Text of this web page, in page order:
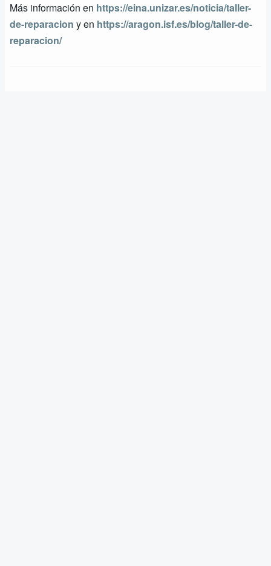
Más información en https://eina.unizar.es/noticia/taller-
de-reparacion y en https://aragon.isf.es/blog/taller-de-
reparacion/